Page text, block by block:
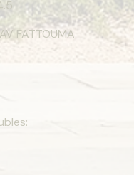
FATTOUMA